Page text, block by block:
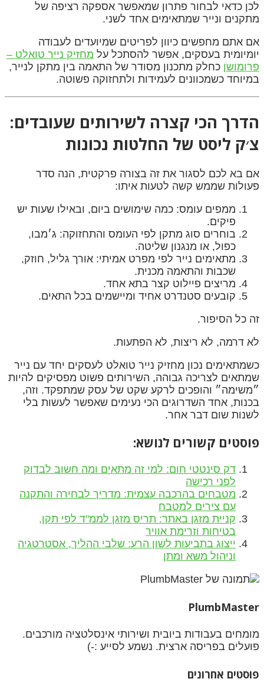
לכן כדאי לבחור פתרון שמאפשר אספקה רציפה של
מתקנים ונייר שמתאימים אחד לשני.
אם אתם מחפשים כיוון לפריטים שמיועדים לעבודה
יומיומית בעסקים, אפשר להסתכל על מחזיק נייר טואלט –
פרומושן כחלק מתכנון מסודר של התאמה בין מתקן לנייר,
במיוחד כשמכוונים לעמידות ולתחזוקה פשוטה.
הדרך הכי קצרה לשירותים שעובדים:
צ׳ק ליסט של החלטות נכונות
אם בא לכם לסגור את זה בצורה פרקטית, הנה סדר
פעולות שממש קשה לטעות איתו:
ממפים עומס: כמה שימושים ביום, ובאילו שעות יש
פיקים.
בוחרים סוג מתקן לפי העומס והתחזוקה: ג׳מבו,
כפול, או מנגנון שליטה.
מתאימים נייר לפי מפרט אמיתי: אורך גליל, חוזק,
שכבות והתאמה מכנית.
מריצים פיילוט קצר בתא אחד.
קובעים סטנדרט אחיד ומיישמים בכל התאים.
זה כל הסיפור.
לא דרמה, לא ריצות, לא הפתעות.
כשמתאימים נכון מחזיק נייר טואלט לעסקים יחד עם נייר
שמתאים לצריכה גבוהה, השירותים פשוט מפסיקים להיות
״משימה״ והופכים לרקע שקט של עסק שמתפקד. וזה,
בכנות, אחד השדרוגים הכי נעימים שאפשר לעשות בלי
לשנות שום דבר אחר.
פוסטים קשורים לנושא:
דק סינטטי חום: למי זה מתאים ומה חשוב לבדוק
לפני רכישה
מטבחים בהרכבה עצמית: מדריך לבחירה והתקנה
עם צירים למטבח
קניית מזגן באתר: תריס מזגן לממ"ד לפי תקן,
בטיחות וזרימת אוויר
ייצוג בתביעות לשון הרע: שלבי ההליך, אסטרטגיה
וניהול משא ומתן
PlumbMaster
מומחים בעבודות ביובית ושירותי אינסלטציה מורכבים.
פועלים בפריסה ארצית. נשמע לסייע :-)
פוסטים אחרונים